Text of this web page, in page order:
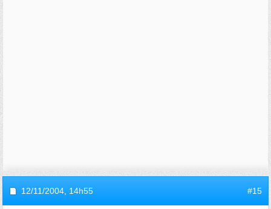
12/11/2004, 14h55 #15